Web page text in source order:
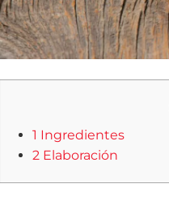
1 Ingredientes
2 Elaboración